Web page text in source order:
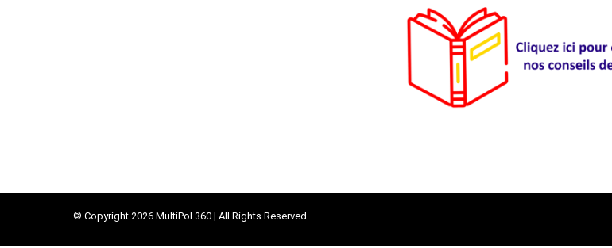
© Copyright 2026 MultiPol 360 | All Rights Reserved.